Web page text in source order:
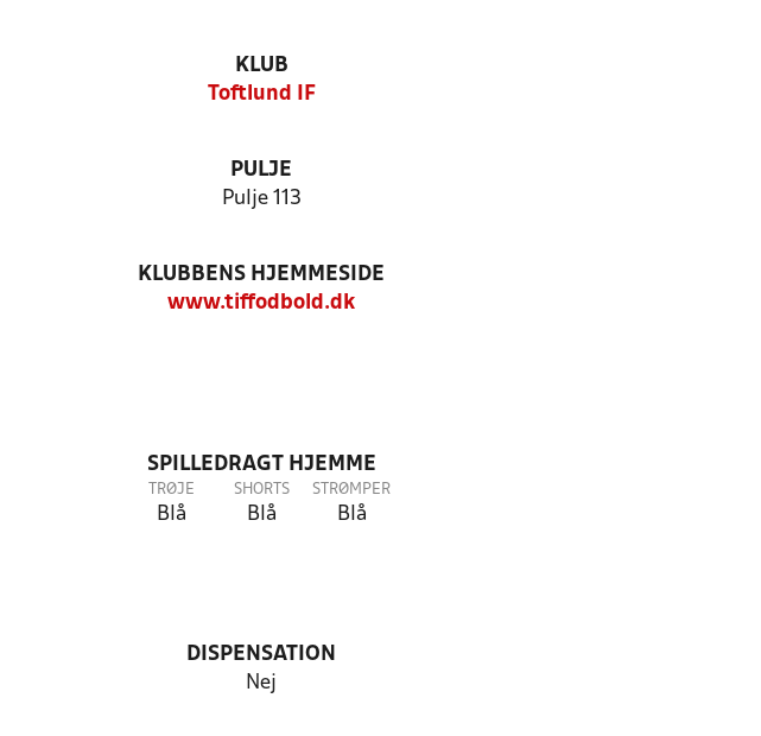
KLUB
Toftlund IF
PULJE
Pulje 113
KLUBBENS HJEMMESIDE
www.tiffodbold.dk
SPILLEDRAGT HJEMME
TRØJE
Blå
SHORTS
Blå
STRØMPER
Blå
DISPENSATION
Nej